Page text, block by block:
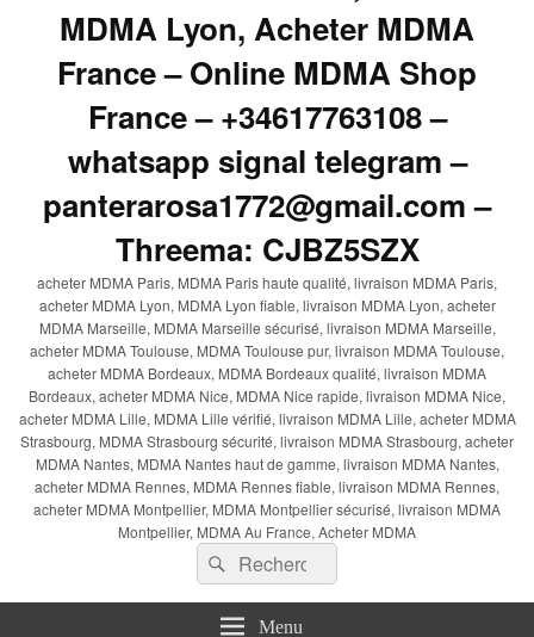
MDMA Lyon, Acheter MDMA
France – Online MDMA Shop
France – +34617763108 –
whatsapp signal telegram –
panterarosa1772@gmail.com –
Threema: CJBZ5SZX
acheter MDMA Paris, MDMA Paris haute qualité, livraison MDMA Paris,
acheter MDMA Lyon, MDMA Lyon fiable, livraison MDMA Lyon, acheter
MDMA Marseille, MDMA Marseille sécurisé, livraison MDMA Marseille,
acheter MDMA Toulouse, MDMA Toulouse pur, livraison MDMA Toulouse,
acheter MDMA Bordeaux, MDMA Bordeaux qualité, livraison MDMA
Bordeaux, acheter MDMA Nice, MDMA Nice rapide, livraison MDMA Nice,
acheter MDMA Lille, MDMA Lille vérifié, livraison MDMA Lille, acheter MDMA
Strasbourg, MDMA Strasbourg sécurité, livraison MDMA Strasbourg, acheter
MDMA Nantes, MDMA Nantes haut de gamme, livraison MDMA Nantes,
acheter MDMA Rennes, MDMA Rennes fiable, livraison MDMA Rennes,
acheter MDMA Montpellier, MDMA Montpellier sécurisé, livraison MDMA
Montpellier, MDMA Au France, Acheter MDMA
Recherche :
Rechercher
Menu